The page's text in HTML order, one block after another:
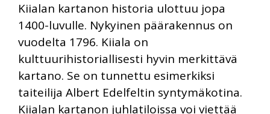
Kiialan kartanon historia ulottuu jopa
1400-luvulle. Nykyinen päärakennus on
vuodelta 1796. Kiiala on
kulttuurihistoriallisesti hyvin merkittävä
kartano. Se on tunnettu esimerkiksi
taiteilija Albert Edelfeltin syntymäkotina.
Kiialan kartanon juhlatiloissa voi viettää